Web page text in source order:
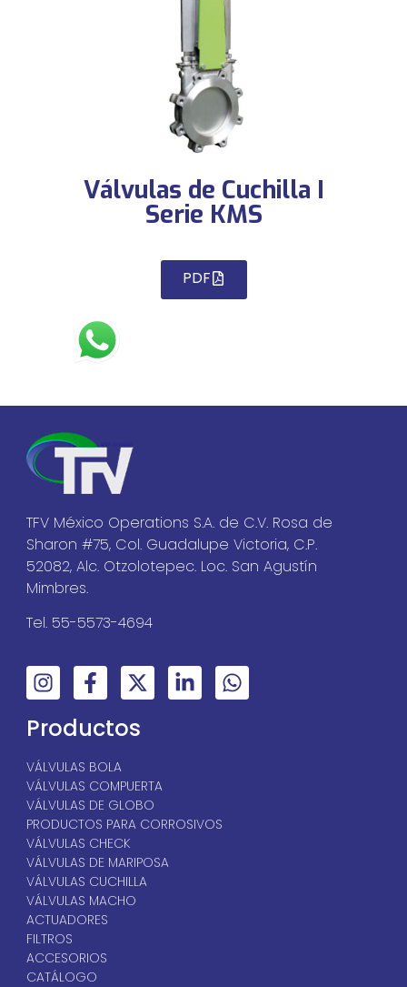
Válvulas de Cuchilla I
Serie KMS
PDF
TFV México Operations S.A. de C.V. Rosa de
Sharon #75, Col. Guadalupe Victoria, C.P.
52082, Alc. Otzolotepec. Loc. San Agustín
Mimbres.
Tel. 55-5573-4694
Productos
VÁLVULAS BOLA
VÁLVULAS COMPUERTA
VÁLVULAS DE GLOBO
PRODUCTOS PARA CORROSIVOS
VÁLVULAS CHECK
VÁLVULAS DE MARIPOSA
VÁLVULAS CUCHILLA
VÁLVULAS MACHO
ACTUADORES
FILTROS
ACCESORIOS
CATÁLOGO